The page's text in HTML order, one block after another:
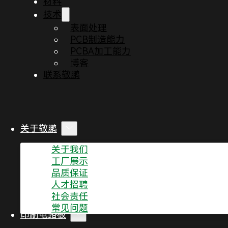
技术
表面处理
PCB制造能力
PCBA加工能力
博客
联系敬鹏
关于敬鹏
关于我们
工厂展示
品质保证
人才招聘
社会责任
常见问题
印刷电路板
根据国家节日放假安排，经公司研究决定，2023年元旦
过节期间有出行安排的同事，往返途中做好自我防护
资源部。
特此通知!
深圳敬鹏电子有限公司
2022/12/22
6个PCB行业趋势及其带来的制造挑战